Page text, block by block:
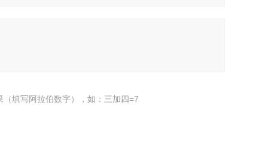
（填写阿拉伯数字），如：三加四=7